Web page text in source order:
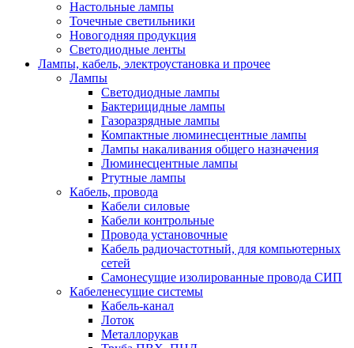
Настольные лампы
Точечные светильники
Новогодняя продукция
Светодиодные ленты
Лампы, кабель, электроустановка и прочее
Лампы
Светодиодные лампы
Бактерицидные лампы
Газоразрядные лампы
Компактные люминесцентные лампы
Лампы накаливания общего назначения
Люминесцентные лампы
Ртутные лампы
Кабель, провода
Кабели силовые
Кабели контрольные
Провода установочные
Кабель радиочастотный, для компьютерных
сетей
Самонесущие изолированные провода СИП
Кабеленесущие системы
Кабель-канал
Лоток
Металлорукав